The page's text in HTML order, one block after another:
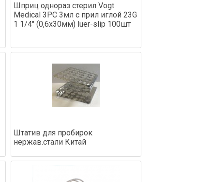
Шприц однораз стерил Vogt
Medical 3PC 3мл с прил иглой 23G
1 1/4" (0,6х30мм) luer-slip 100шт
Штатив для пробирок
нержав.стали Китай